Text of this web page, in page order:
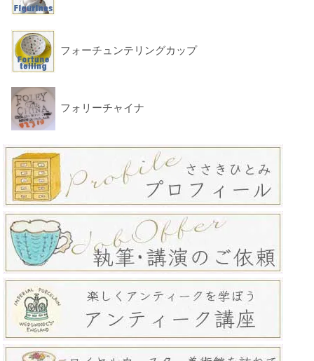
フォーチュンテリングカップ
フォリーチャイナ